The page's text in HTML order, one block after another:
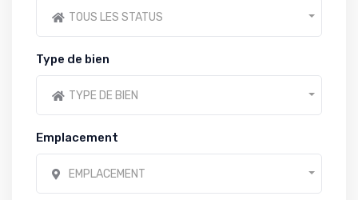
TOUS LES STATUS
Type de bien
TYPE DE BIEN
Emplacement
EMPLACEMENT